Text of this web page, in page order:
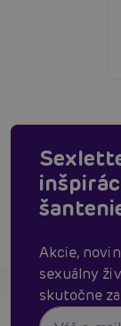
Akcie,
sexuálny
skutočne